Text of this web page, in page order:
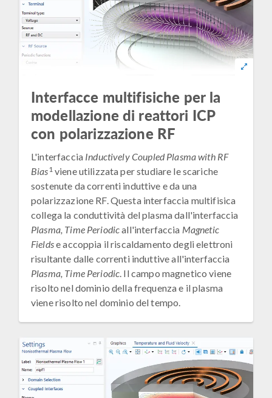
Interfacce multifisiche per la
modellazione di reattori ICP
con polarizzazione RF
L'interfaccia Inductively Coupled Plasma with RF
Bias1viene utilizzata per studiare le scariche
sostenute da correnti induttive e da una
polarizzazione RF. Questa interfaccia multifisica
collega la conduttività del plasma dall'interfaccia
Plasma, Time Periodicall'interfaccia Magnetic
Fieldse accoppia il riscaldamento degli elettroni
risultante dalle correnti induttive all'interfaccia
Plasma, Time Periodic. Il campo magnetico viene
risolto nel dominio della frequenza e il plasma
viene risolto nel dominio del tempo.